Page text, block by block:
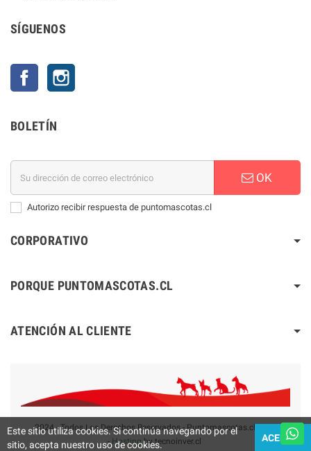
SÍGUENOS
Facebook
BOLETÍN
OK
Autorizo recibir respuesta de puntomascotas.cl
CORPORATIVO
PORQUE PUNTOMASCOTAS.CL
ATENCIÓN AL CLIENTE
2024 - Todos Los Derechos Reservados - Puntomascotas.cl V2.0
-Hosting by tecnoinver.cl
Este sitio utiliza cookies. Si continúa navegando por el
sitio, acepta nuestro uso de cookies.
ACEPTAR